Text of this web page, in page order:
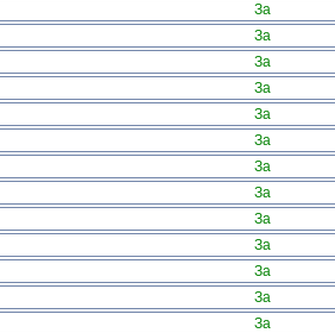
За
За
За
За
За
За
За
За
За
За
За
За
За